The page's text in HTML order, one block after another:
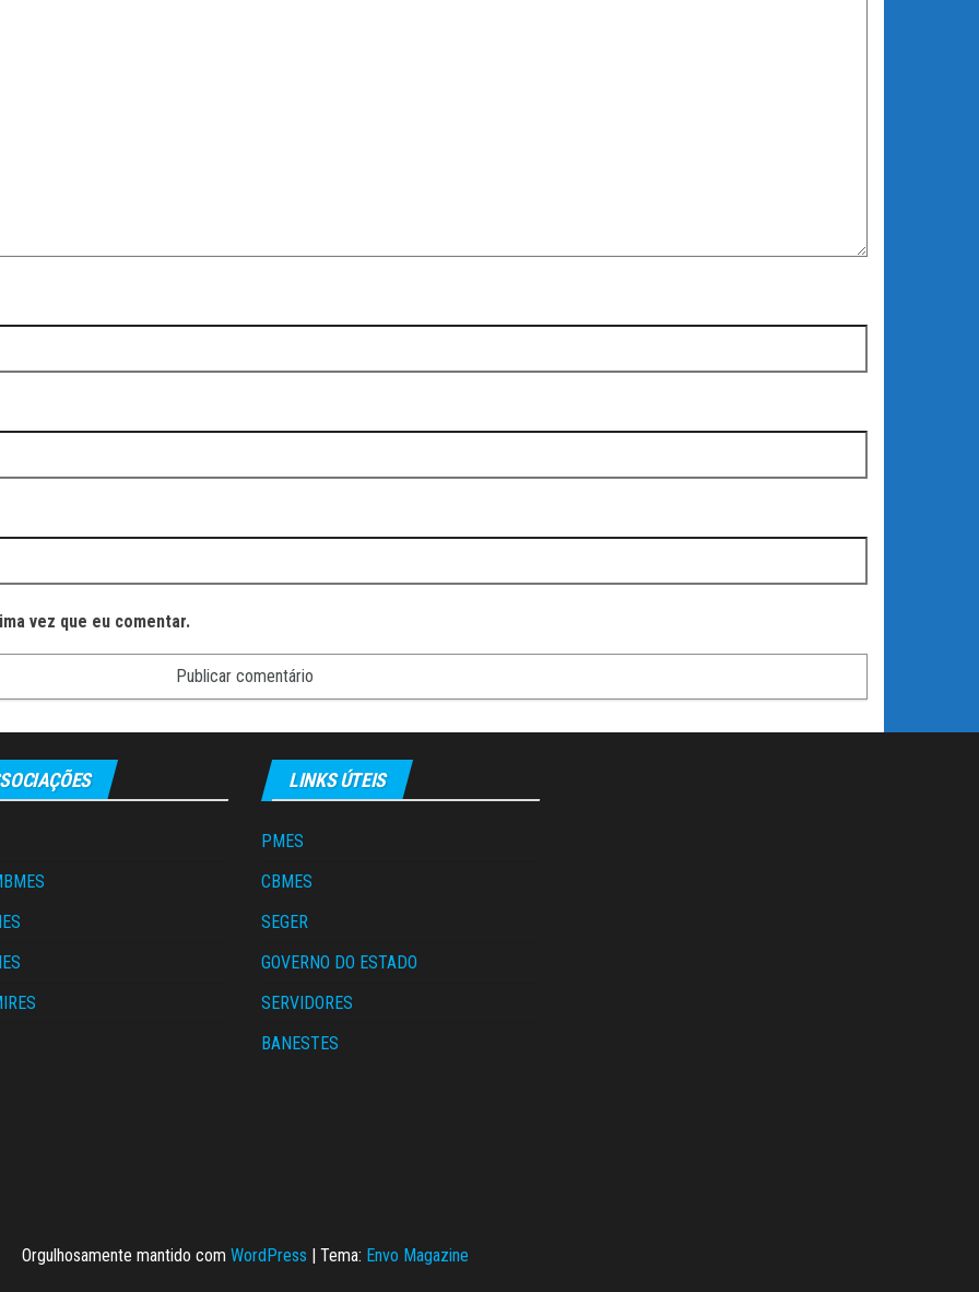
vez que eu comentar.
LINKS ÚTEIS
PMES
CBMES
SEGER
GOVERNO DO ESTADO
SERVIDORES
BANESTES
Orgulhosamente mantido com WordPress | Tema: Envo Magazine